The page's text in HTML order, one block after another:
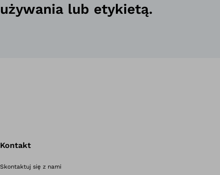
używania lub etykietą.
Kontakt
Skontaktuj się z nami